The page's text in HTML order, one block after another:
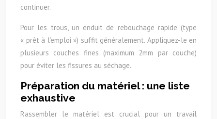
continuer.
Pour les trous, un enduit de rebouchage rapide (type
« prêt à l’emploi ») suffit généralement. Appliquez-le en
plusieurs couches fines (maximum 2mm par couche)
pour éviter les fissures au séchage.
Préparation du matériel : une liste
exhaustive
Rassembler le matériel est crucial pour un travail